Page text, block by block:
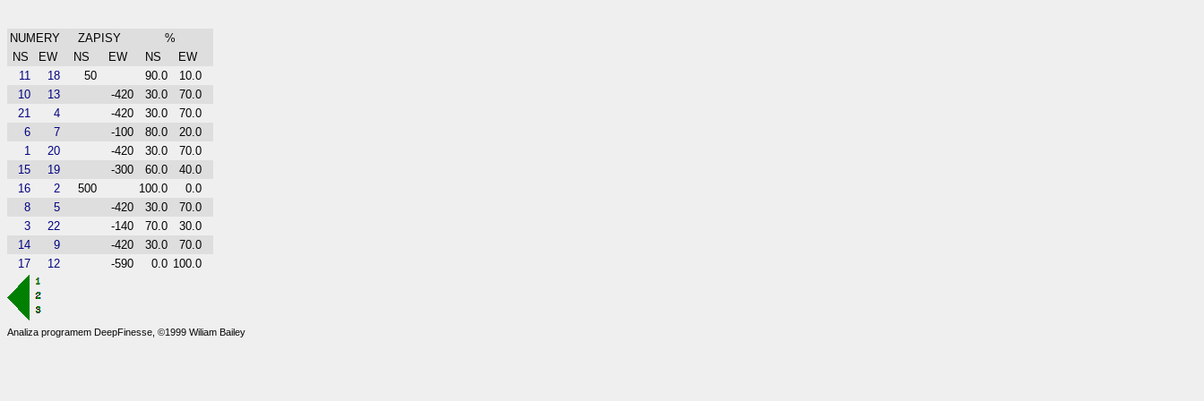
NUMERY ZAPISY
%
NS
EW NS EW NS
EW
11
18 50 90.0
10.0
10
13 -420 30.0
70.0
21
4 -420 30.0
70.0
6
7 -100 80.0
20.0
1
20 -420 30.0
70.0
15
19 -300 60.0
40.0
16
2 500 100.0
0.0
8
5 -420 30.0
70.0
3
22 -140 70.0
30.0
14
9 -420 30.0
70.0
17
12 -590 0.0 100.0
Analiza programem DeepFinesse, ©1999 Wiliam Bailey